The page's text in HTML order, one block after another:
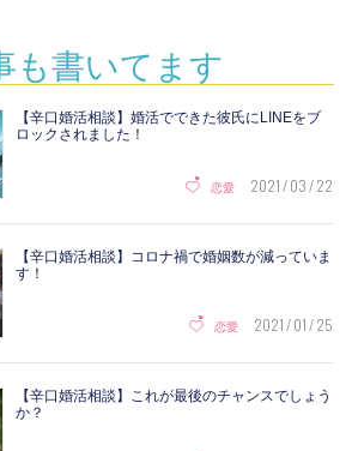
も書いてます
【辛口婚活相談】婚活でできた彼氏にLINEをブ
ロックされました！
恋愛 2021 / 03 / 22
【辛口婚活相談】コロナ禍で婚姻数が減っていま
す！
恋愛 2021 / 01 / 25
【辛口婚活相談】これが最後のチャンスでしょう
か？